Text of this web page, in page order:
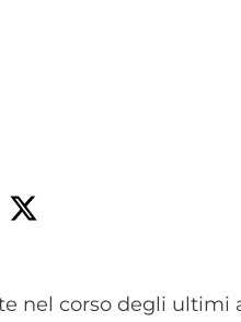
nel corso degli ultimi